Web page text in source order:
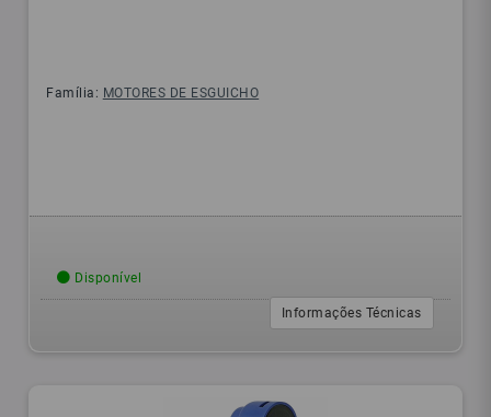
Família: MOTORES DE ESGUICHO
Disponível
Informações Técnicas